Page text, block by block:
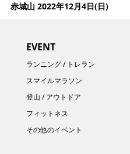
赤城山 2022年12月4日(日)
EVENT
ランニング / トレラン
スマイルマラソン
登山 / アウトドア
フィットネス
その他のイベント